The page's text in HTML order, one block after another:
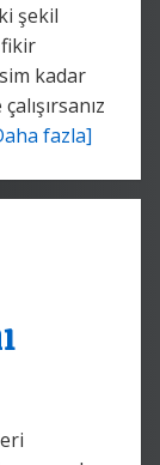
şekil
kadar
fazla]